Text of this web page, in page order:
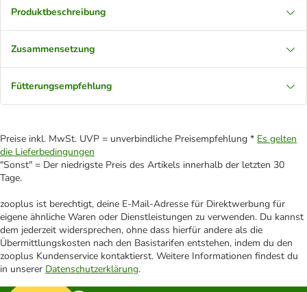
Produktbeschreibung
Zusammensetzung
Fütterungsempfehlung
Preise inkl. MwSt. UVP = unverbindliche Preisempfehlung * Es gelten
die Lieferbedingungen
"Sonst" = Der niedrigste Preis des Artikels innerhalb der letzten 30
Tage.
zooplus ist berechtigt, deine E-Mail-Adresse für Direktwerbung für
eigene ähnliche Waren oder Dienstleistungen zu verwenden. Du kannst
dem jederzeit widersprechen, ohne dass hierfür andere als die
Übermittlungskosten nach den Basistarifen entstehen, indem du den
zooplus Kundenservice kontaktierst. Weitere Informationen findest du
in unserer Datenschutzerklärung.